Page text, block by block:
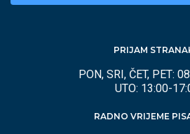
PRIJAM
PON, SRI, ČET, PET:
UTO: 13:00-
RADNO VRIJEME